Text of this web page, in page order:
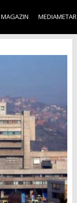
main
content
MAGAZIN MEDIAMETAR